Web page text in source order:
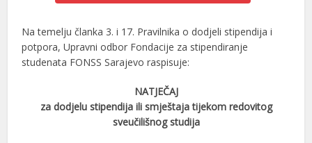
Na temelju članka 3. i 17. Pravilnika o dodjeli stipendija i
potpora, Upravni odbor Fondacije za stipendiranje
studenata FONSS Sarajevo raspisuje:
NATJEČAJ
za dodjelu stipendija ili smještaja tijekom redovitog
sveučilišnog studija